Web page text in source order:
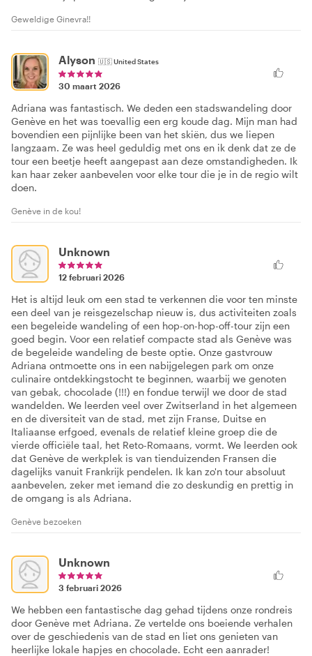
Geweldige Ginevra!!
Alyson 🇺🇸United States
30 maart 2026
Adriana was fantastisch. We deden een stadswandeling door
Genève en het was toevallig een erg koude dag. Mijn man had
bovendien een pijnlijke been van het skiën, dus we liepen
langzaam. Ze was heel geduldig met ons en ik denk dat ze de
tour een beetje heeft aangepast aan deze omstandigheden. Ik
kan haar zeker aanbevelen voor elke tour die je in de regio wilt
doen.
Genève in de kou!
Unknown
12 februari 2026
Het is altijd leuk om een stad te verkennen die voor ten minste
een deel van je reisgezelschap nieuw is, dus activiteiten zoals
een begeleide wandeling of een hop-on-hop-off-tour zijn een
goed begin. Voor een relatief compacte stad als Genève was
de begeleide wandeling de beste optie. Onze gastvrouw
Adriana ontmoette ons in een nabijgelegen park om onze
culinaire ontdekkingstocht te beginnen, waarbij we genoten
van gebak, chocolade (!!!) en fondue terwijl we door de stad
wandelden. We leerden veel over Zwitserland in het algemeen
en de diversiteit van de stad, met zijn Franse, Duitse en
Italiaanse erfgoed, evenals de relatief kleine groep die de
vierde officiële taal, het Reto-Romaans, vormt. We leerden ook
dat Genève de werkplek is van tienduizenden Fransen die
dagelijks vanuit Frankrijk pendelen. Ik kan zo'n tour absoluut
aanbevelen, zeker met iemand die zo deskundig en prettig in
de omgang is als Adriana.
Genève bezoeken
Unknown
3 februari 2026
We hebben een fantastische dag gehad tijdens onze rondreis
door Genève met Adriana. Ze vertelde ons boeiende verhalen
over de geschiedenis van de stad en liet ons genieten van
heerlijke lokale hapjes en chocolade. Echt een aanrader!